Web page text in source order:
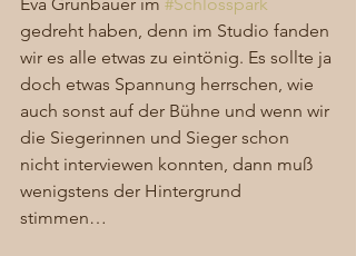
gedreht haben, denn im Studio fanden
wir es alle etwas zu eintönig. Es sollte ja
doch etwas Spannung herrschen, wie
auch sonst auf der Bühne und wenn wir
die Siegerinnen und Sieger schon
nicht interviewen konnten, dann muß
wenigstens der Hintergrund
stimmen…